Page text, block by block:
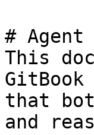
#
This
that
and